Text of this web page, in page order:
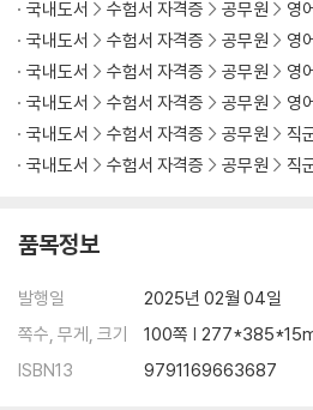
국내도서
수험서 자격증 공무원 영
국내도서
수험서 자격증 공무원 영
국내도서
수험서 자격증 공무원 영
국내도서
수험서 자격증 공무원
영
국내도서
수험서 자격증 공무원 직
국내도서
수험서 자격증 공무원 직
품목정보
발행일
2025년 02월 04일
쪽수, 무게, 크기
100쪽 |
ISBN13
9791169663687